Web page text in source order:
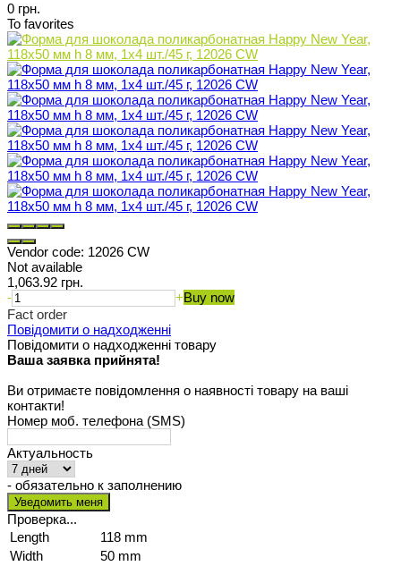
0 грн.
To favorites
Vendor code: 12026 CW
Not available
1,063.92 грн.
-
+Buy now
Fact order
Повідомити о надходженні
Повідомити о надходженні товару
Ваша заявка прийнята!
Ви отримаєте повідомлення о наявності товару на ваші
контакти!
Номер моб. телефона (SMS)
Актуальность
- обязательно к заполнению
Проверка...
Length
118 mm
Width
50 mm